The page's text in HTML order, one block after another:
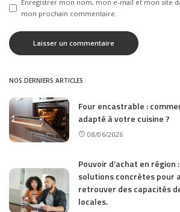
Enregistrer mon nom, mon e-mail et mon site
mon prochain commentaire.
NOS DERNIERS ARTICLES
Four encastrable :
adapté à votre cuisine ?
08/06/2026
Pouvoir d’achat en
solutions concrètes pour
retrouver des capacités
locales.